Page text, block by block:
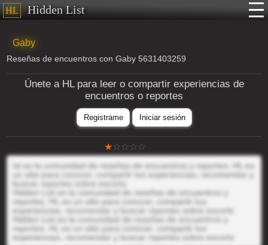
HL Hidden List
Gaby
Reseñas de encuentros con Gaby 5631403259
Únete a HL para leer o compartir experiencias de
encuentros o reportes
Registrame Iniciar sesión
ist es la comunidad de reseñas de encuentros y reportes, HL es
un sitio para conocer, compartir tus experiencias, recomendar y
buscar reportes sobre escorts
Hidden List es la comunidad de reseñas de encuentros y
reportes, HL es un sitio para conocer, compartir tus
experiencias, recomendar y buscar reportes sobre escorts
Hidden List es la comunidad de reseñas de encuentros y
reportes, HL es un sitio para conocer, compartir tus
experiencias, recomendar y buscar reportes sobre escorts